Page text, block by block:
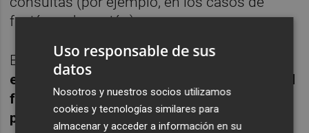
fusión o absorción).
El Comité de Empresa considera que
existe un plan de viabilidad que garantice el
futuro de la compañía después de este
proceso de despido colectivo".
Uso responsable de sus
datos
Nosotros y nuestros socios utilizamos
cookies y tecnologías similares para
almacenar y acceder a información en su